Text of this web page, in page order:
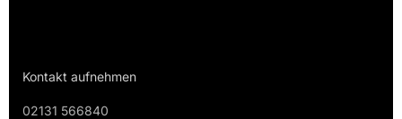
Kontakt aufnehmen
02131 566840